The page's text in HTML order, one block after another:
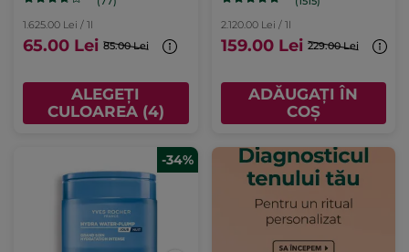
1.625.00 Lei / 1l
65.00 Lei 85.00 Lei
ALEGEȚI
CULOAREA (4)
2.120.00 Lei / 1l
159.00 Lei 229.00 Lei
ADĂUGAȚI ÎN
COȘ
-34%